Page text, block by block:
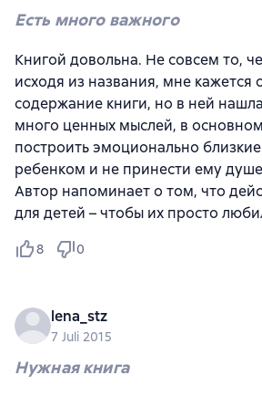
Есть много важного
Книгой довольна. Не совсем то,
исходя из названия, мне кажется
содержание книги, но в ней
много ценных мыслей, в
построить эмоционально
ребенком и не принести ему
Автор напоминает о том, что
для детей – чтобы их просто
8 0
lena_stz
7 Juli 2015
Нужная книга